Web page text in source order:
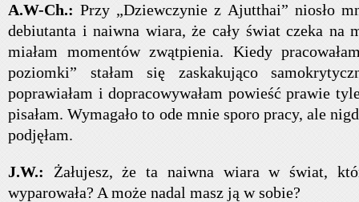
A.W-Ch.:Przy „Dziewczynie z Ajutthai” niosło
debiutanta i naiwna wiara, że cały świat czeka na
miałam momentów zwątpienia. Kiedy
poziomki” stałam się zaskakująco
poprawiałam i dopracowywałam powieść prawie
pisałam. Wymagało to ode mnie sporo pracy, ale
podjęłam.
J.W.: Żałujesz, że ta naiwna wiara w świat,
wyparowała? A może nadal masz ją w sobie?